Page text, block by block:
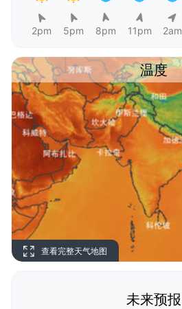
2pm 5pm 8pm 11pm 2am
温度
查看完整天气地图
未来预报